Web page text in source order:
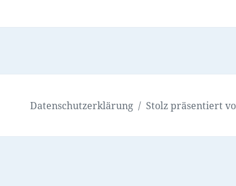
Datenschutzerklärung Stolz präsentiert